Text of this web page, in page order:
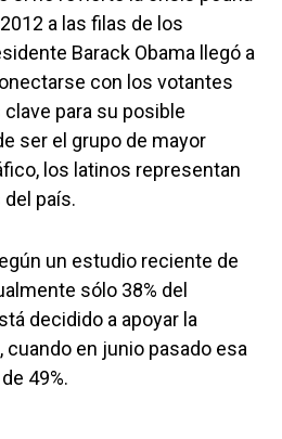
a las filas de los
Barack Obama llegó a
con los votantes
para su posible
ser el grupo de mayor
los latinos representan
país.
un estudio reciente de
sólo 38% del
decidido a apoyar la
cuando en junio pasado esa
49%.